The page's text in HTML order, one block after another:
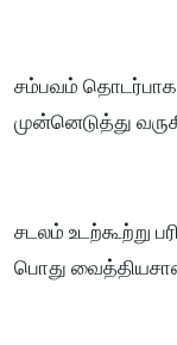
சம்பவம்
முன்னெடுத்து
சடலம் உடற்கூற்று
பொது